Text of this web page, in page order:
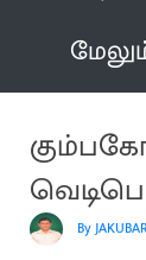
கைதுBy JAKUBAR